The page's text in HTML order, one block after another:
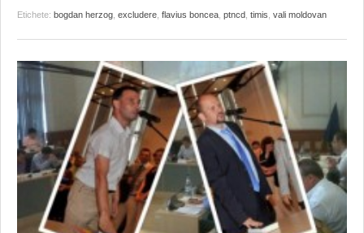
Etichete: bogdan herzog excludere flavius boncea ptncd timis vali moldovan